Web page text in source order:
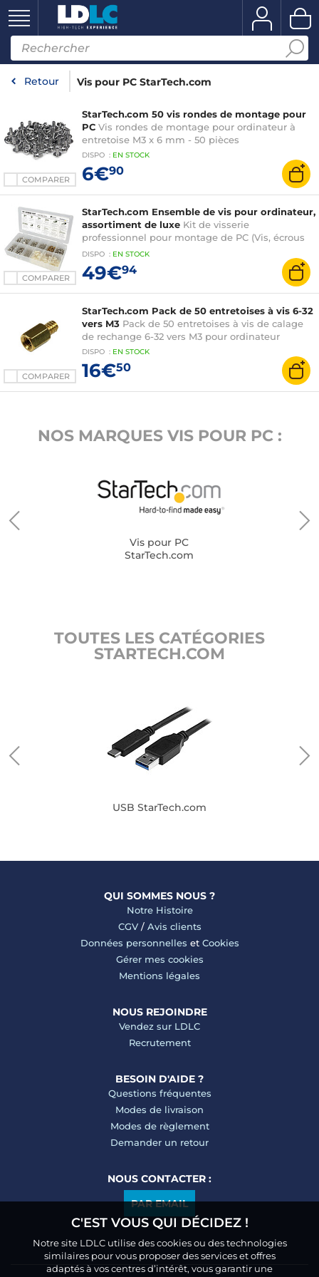
Retour Vis pour PC StarTech.com
COMPARER
StarTech.com 50 vis rondes de montage pour
PC Vis rondes de montage pour ordinateur à
entretoise M3 x 6 mm - 50 pièces
DISPO : EN STOCK
6€90
COMPARER
StarTech.com Ensemble de vis pour ordinateur,
assortiment de luxe Kit de visserie
professionnel pour montage de PC (Vis, écrous
et entretoises)
DISPO : EN STOCK
49€94
COMPARER
StarTech.com Pack de 50 entretoises à vis 6-32
vers M3 Pack de 50 entretoises à vis de calage
de rechange 6-32 vers M3 pour ordinateur
DISPO : EN STOCK
16€50
NOS MARQUES VIS POUR PC :
Vis pour PC
StarTech.com
TOUTES LES CATÉGORIES
STARTECH.COM
USB StarTech.com
QUI SOMMES NOUS ?
Notre Histoire
CGV/ Avis clients
Données personnelles et Cookies
Gérer mes cookies
Mentions légales
NOUS REJOINDRE
Vendez sur LDLC
Recrutement
BESOIN D'AIDE ?
Questions fréquentes
Modes de livraison
Modes de règlement
Demander un retour
NOUS CONTACTER :
PAR EMAIL
C'EST VOUS QUI DÉCIDEZ !
Notre site LDLC utilise des cookies ou des technologies
similaires pour vous proposer des services et offres
adaptés à vos centres d’intérêt, vous garantir une